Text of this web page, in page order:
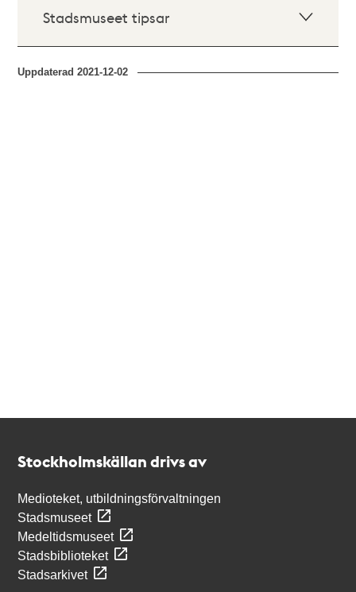
Stadsmuseet tipsar
Uppdaterad2021-12-02
Stockholmskällan drivs av
Medioteket, utbildningsförvaltningen
Stadsmuseet
Medeltidsmuseet
Stadsbiblioteket
Stadsarkivet